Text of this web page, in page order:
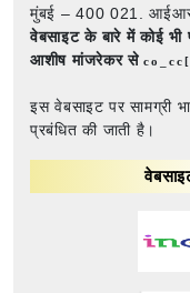
मुंबई – 400 021.
वेबसाइट के बारे में कोई भी
आशीष मांजरेकर से
इस वेबसाइट पर सामग्री
प्रबंधित की जाती है।